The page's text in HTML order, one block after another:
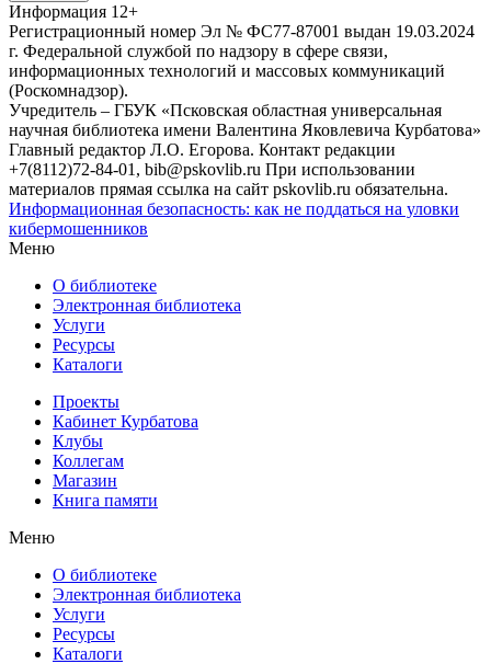
Информация 12+
Регистрационный номер Эл № ФС77-87001 выдан 19.03.2024
г. Федеральной службой по надзору в сфере связи,
информационных технологий и массовых коммуникаций
(Роскомнадзор).
Учредитель – ГБУК «Псковская областная универсальная
научная библиотека имени Валентина Яковлевича Курбатова»
Главный редактор Л.О. Егорова. Контакт редакции
+7(8112)72-84-01, bib@pskovlib.ru При использовании
материалов прямая ссылка на сайт pskovlib.ru обязательна.
Информационная безопасность: как не поддаться на уловки
кибермошенников
Меню
О библиотеке
Электронная библиотека
Услуги
Ресурсы
Каталоги
Проекты
Кабинет Курбатова
Клубы
Коллегам
Магазин
Книга памяти
Меню
О библиотеке
Электронная библиотека
Услуги
Ресурсы
Каталоги